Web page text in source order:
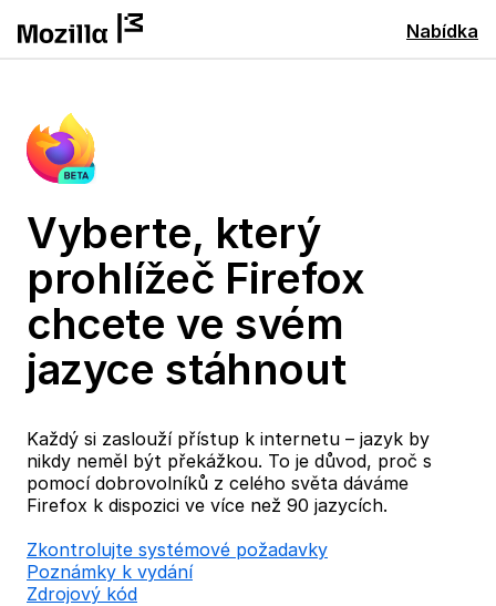
Nabídka
Vyberte, který
prohlížeč Firefox
chcete ve svém
jazyce stáhnout
Každý si zaslouží přístup k internetu – jazyk by
nikdy neměl být překážkou. To je důvod, proč s
pomocí dobrovolníků z celého světa dáváme
Firefox k dispozici ve více než 90 jazycích.
Zkontrolujte systémové požadavky
Poznámky k vydání
Zdrojový kód